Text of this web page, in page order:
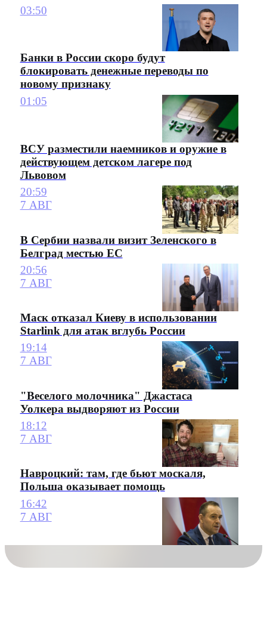
03:50
Банки в России скоро будут
блокировать денежные переводы по
новому признаку
01:05
ВСУ разместили наемников и оружие в
действующем детском лагере под
Львовом
20:59
7 АВГ
В Сербии назвали визит Зеленского в
Белград местью ЕС
20:56
7 АВГ
Маск отказал Киеву в использовании
Starlink для атак вглубь России
19:14
7 АВГ
"Веселого молочника" Джастаса
Уолкера выдворяют из России
18:12
7 АВГ
Навроцкий: там, где бьют москаля,
Польша оказывает помощь
16:42
7 АВГ